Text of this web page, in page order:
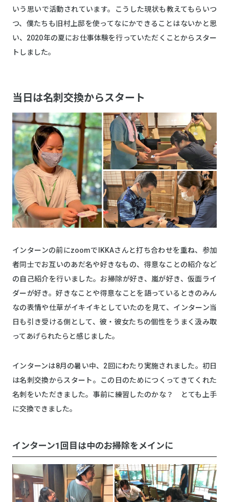
いう思いで活動されています。こうした現状も教えてもらいつ
つ、僕たちも旧村上邸を使ってなにかできることはないかと思
い、2020年の夏にお仕事体験を行っていただくことからスター
トしました。
当日は名刺交換からスタート
インターンの前にzoomでIKKAさんと打ち合わせを重ね、参加
者同士でお互いのあだ名や好きなもの、得意なことの紹介など
の自己紹介を行いました。お掃除が好き、嵐が好き、仮面ライ
ダーが好き。好きなことや得意なことを語っているときのみん
なの表情や仕草がイキイキとしていたのを見て、インターン当
日も引き受ける側として、彼・彼女たちの個性をうまく汲み取
ってあげられたらと感じました。
インターンは8月の暑い中、2回にわたり実施されました。初日
は名刺交換からスタート。この日のためにつくってきてくれた
名刺をいただきました。事前に練習したのかな？ とても上手
に交換できました。
インターン1回目は中のお掃除をメインに